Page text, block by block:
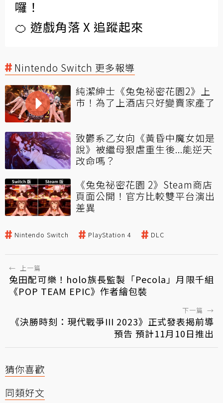
囉！
🍊 遊戲角落 X 追蹤起來
Nintendo Switch 更多報導
純潔紳士《兔兔祕密花園2》上
市！為了上酒店只好變賣家產了
致鬱系乙女向《黃昏中魔女如是
說》被繼母狠虐重生後...能逆天
改命嗎？
《兔兔祕密花園 2》Steam商店
頁面公開！官方比較雙平台演出
差異
Nintendo Switch PlayStation 4 DLC
← 上一篇
兔田配可樂！holo族長監製「Pecola」月限千組
《POP TEAM EPIC》作者繪包裝
下一篇 →
《決勝時刻：現代戰爭III 2023》正式發表揭前導
預告 預計11月10日推出
猜你喜歡
同類好文